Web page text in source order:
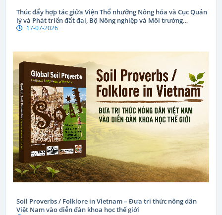
Thúc đẩy hợp tác giữa Viện Thổ nhưỡng Nông hóa và Cục Quản
lý và Phát triển đất đai, Bộ Nông nghiệp và Môi trường
CHDCND Lào
17-07-2026
Soil Proverbs / Folklore in Vietnam – Đưa tri thức nông dân
Việt Nam vào diễn đàn khoa học thế giới